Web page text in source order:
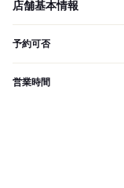
店舗基本情報
予約可否
営業時間